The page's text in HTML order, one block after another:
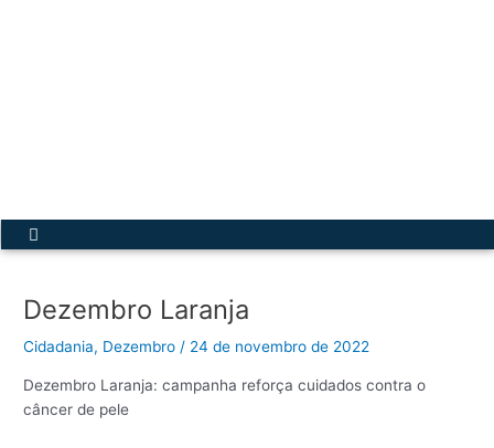
Menu
Dezembro Laranja
Cidadania, Dezembro / 24 de novembro de 2022
Dezembro Laranja: campanha reforça cuidados contra o
câncer de pele